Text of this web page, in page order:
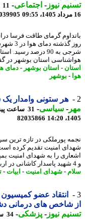
نیوز-اجتماعی-
11
82039905
گرمای طاقت فرسا
شرجی به 90 درصد رسید.
استان بوشهر در گفت
-استان بوشهر-دمای هوا-
-بوشهر
هر ستونی وامدار یک
-سیاسی-
82035866
پورملکی در تازه ترین سروده
امنیت تقدیم کرده است.
را به شهدای امنیت
-شهدای امنیت-ابیات -
انتقاد عضو کمیسیون
شاخص های درمانی دشتی
نیوز-پزشکی-
34